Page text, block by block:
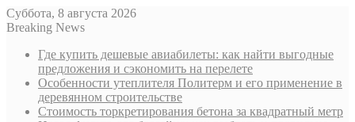
Суббота, 8 августа 2026
Breaking News
Где купить дешевые авиабилеты: как найти выгодные
предложения и сэкономить на перелете
Особенности утеплителя Политерм и его применение в
деревянном строительстве
Стоимость торкретирования бетона за квадратный метр